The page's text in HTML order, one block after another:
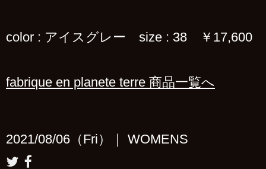
color : アイスグレー size : 38 ￥17,600
fabrique en planete terre 商品一覧へ
2021/08/06（Fri）｜ WOMENS